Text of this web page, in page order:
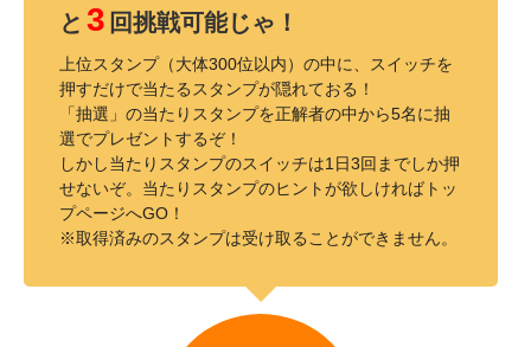
と 3 回挑戦可能じゃ！
上位スタンプ（大体300位以内）の中に、スイッチを
押すだけで当たるスタンプが隠れておる！
「抽選」の当たりスタンプを正解者の中から5名に抽
選でプレゼントするぞ！
しかし当たりスタンプのスイッチは1日3回までしか押
せないぞ。当たりスタンプのヒントが欲しければトッ
プページへGO！
※取得済みのスタンプは受け取ることができません。